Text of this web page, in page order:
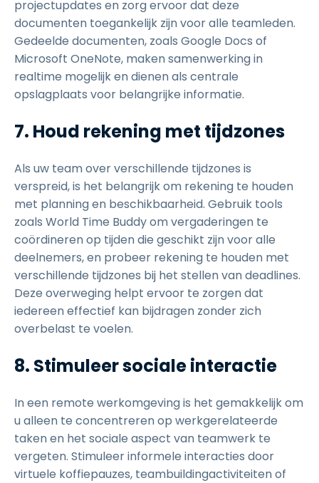
projectupdates en zorg ervoor dat deze
documenten toegankelijk zijn voor alle teamleden.
Gedeelde documenten, zoals Google Docs of
Microsoft OneNote, maken samenwerking in
realtime mogelijk en dienen als centrale
opslagplaats voor belangrijke informatie.
7. Houd rekening met tijdzones
Als uw team over verschillende tijdzones is
verspreid, is het belangrijk om rekening te houden
met planning en beschikbaarheid. Gebruik tools
zoals World Time Buddy om vergaderingen te
coördineren op tijden die geschikt zijn voor alle
deelnemers, en probeer rekening te houden met
verschillende tijdzones bij het stellen van deadlines.
Deze overweging helpt ervoor te zorgen dat
iedereen effectief kan bijdragen zonder zich
overbelast te voelen.
8. Stimuleer sociale interactie
In een remote werkomgeving is het gemakkelijk om
u alleen te concentreren op werkgerelateerde
taken en het sociale aspect van teamwerk te
vergeten. Stimuleer informele interacties door
virtuele koffiepauzes, teambuildingactiviteiten of